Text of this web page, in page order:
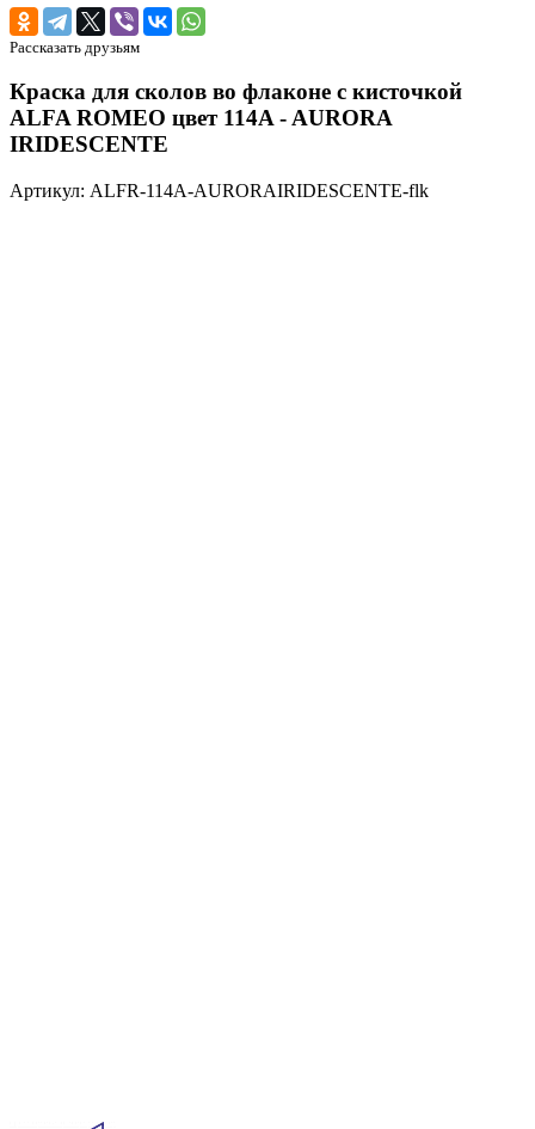
Рассказать друзьям
Краска для сколов во флаконе с кисточкой
ALFA ROMEO цвет 114A - AURORA
IRIDESCENTE
Артикул: ALFR-114A-AURORAIRIDESCENTE-flk